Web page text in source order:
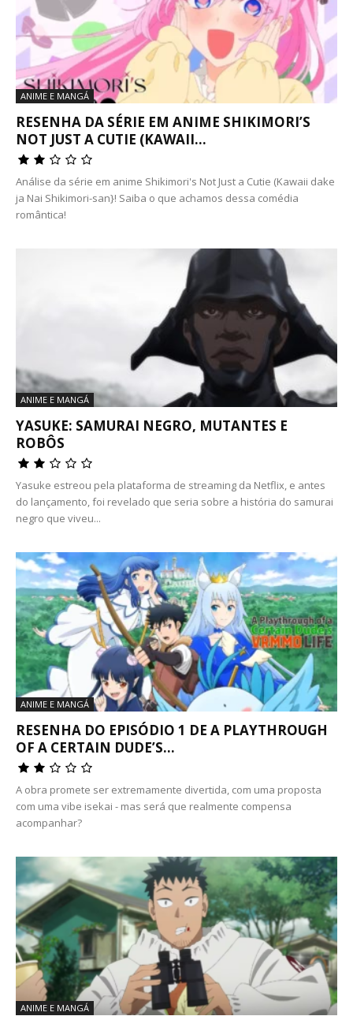
ANIME E MANGÁ
RESENHA DA SÉRIE EM ANIME SHIKIMORI’S
NOT JUST A CUTIE (KAWAII...
Análise da série em anime Shikimori's Not Just a Cutie (Kawaii dake
ja Nai Shikimori-san}! Saiba o que achamos dessa comédia
romântica!
ANIME E MANGÁ
YASUKE: SAMURAI NEGRO, MUTANTES E
ROBÔS
Yasuke estreou pela plataforma de streaming da Netflix, e antes
do lançamento, foi revelado que seria sobre a história do samurai
negro que viveu...
ANIME E MANGÁ
RESENHA DO EPISÓDIO 1 DE A PLAYTHROUGH
OF A CERTAIN DUDE’S...
A obra promete ser extremamente divertida, com uma proposta
com uma vibe isekai - mas será que realmente compensa
acompanhar?
ANIME E MANGÁ